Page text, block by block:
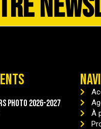
photo 2026-2027
À